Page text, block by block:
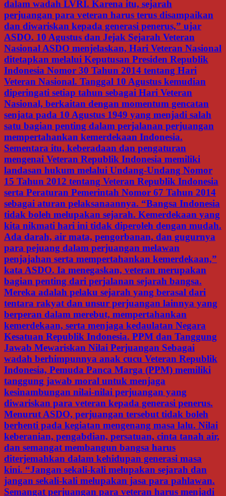
dalam wadah LVRI. Karena itu, sejarah
perjuangan para veteran harus terus disampaikan
dan diwariskan kepada generasi penerus,” ujar
ASDO. 10 Agustus dan Jejak Sejarah Veteran
Nasional ASDO menjelaskan, Hari Veteran Nasional
ditetapkan melalui Keputusan Presiden Republik
Indonesia Nomor 30 Tahun 2014 tentang Hari
Veteran Nasional. Tanggal 10 Agustus kemudian
diperingati setiap tahun sebagai Hari Veteran
Nasional, berkaitan dengan momentum gencatan
senjata pada 10 Agustus 1949 yang menjadi salah
satu bagian penting dalam perjalanan perjuangan
mempertahankan kemerdekaan Indonesia.
Sementara itu, keberadaan dan pengaturan
mengenai Veteran Republik Indonesia memiliki
landasan hukum melalui Undang-Undang Nomor
15 Tahun 2012 tentang Veteran Republik Indonesia
serta Peraturan Pemerintah Nomor 67 Tahun 2014
sebagai aturan pelaksanaannya. “Bangsa Indonesia
tidak boleh melupakan sejarah. Kemerdekaan yang
kita nikmati hari ini tidak diperoleh dengan mudah.
Ada darah, air mata, pengorbanan, dan gugurnya
para pejuang dalam perjuangan melawan
penjajahan serta mempertahankan kemerdekaan,”
kata ASDO. Ia menegaskan, veteran merupakan
bagian penting dari perjalanan sejarah bangsa.
Mereka adalah pelaku sejarah yang berasal dari
tentara rakyat dan unsur perjuangan lainnya yang
berperan dalam merebut, mempertahankan
kemerdekaan, serta menjaga kedaulatan Negara
Kesatuan Republik Indonesia. PPM dan Tanggung
Jawab Mewariskan Nilai Perjuangan Sebagai
wadah berhimpunnya anak cucu Veteran Republik
Indonesia, Pemuda Panca Marga (PPM) memiliki
tanggung jawab moral untuk menjaga
kesinambungan nilai-nilai perjuangan yang
diwariskan para veteran kepada generasi penerus.
Menurut ASDO, perjuangan tersebut tidak boleh
berhenti pada kegiatan mengenang masa lalu. Nilai
keberanian, pengabdian, persatuan, cinta tanah air,
dan semangat membangun bangsa harus
diterjemahkan dalam kehidupan generasi masa
kini. “Jangan sekali-kali melupakan sejarah dan
jangan sekali-kali melupakan jasa para pahlawan.
Semangat perjuangan para veteran harus menjadi